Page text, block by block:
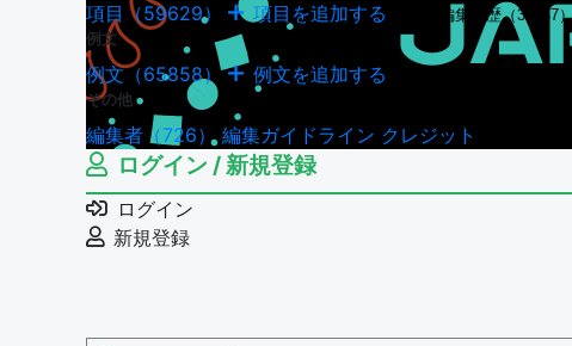
項目（59629） 項目を追加する 項目の編集履歴（34947
例文
例文（65858） 例文を追加する
その他
編集者（726）編集ガイドライン クレジット
ログイン / 新規登録
ログイン
新規登録